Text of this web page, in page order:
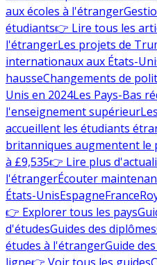
aux écoles à l'étranger
étudiants👉 Lire tous les
l'étrangerLes projets de
internationaux aux États-
hausseChangements de
Unis en 2024Les Pays-Bas
l'enseignement supérieur
accueillent les étudiants
britanniques augmentent le
à £9,535👉 Lire plus
l'étrangerÉcouter
États-UnisEspagneFrance
👉 Explorer tous les pays
d'étudesGuides des diplômes
études à l'étrangerGuide